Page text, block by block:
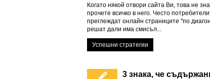
Когато някой отвори сайта Ви, това не
прочете всичко в него. Често
преглеждат онлайн страниците "по
решат дали има смисъл...
Успешни стратегии
3 знака, че